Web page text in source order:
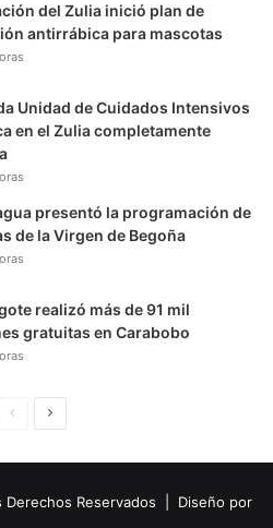
del Zulia inició plan de
antirrábica para mascotas
Unidad de Cuidados Intensivos
en el Zulia completamente
presentó la programación de
de la Virgen de Begoña
realizó más de 91 mil
gratuitas en Carabobo
i
u
Reservados | Diseño por